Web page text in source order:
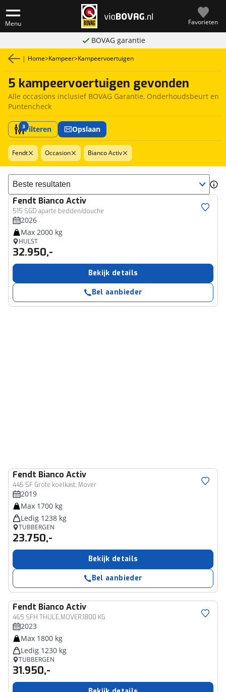
Menu Favorieten
BOVAG garantie
| Home>Kampeer>Kampeervoertuigen
5 kampeervoertuigen gevonden
Alle occasions inclusief BOVAG Garantie, Onderhoudsbeurt en
Puntencheck
3Filteren Opslaan
Fendt Occasion Bianco Activ
Sorteer resultaten
Fendt Bianco Activ
515 SGD aparte bedden/douche
2026
Max 2000 kg
HULST
32.950,-
Bekijk details
Bel aanbieder
Fendt Bianco Activ
445 SF Grote koelkast, Mover
2019
Max 1700 kg
Ledig 1238 kg
TUBBERGEN
23.750,-
Bekijk details
Bel aanbieder
Fendt Bianco Activ
465 SFH THULE,MOVER,1800 KG
2023
Max 1800 kg
Ledig 1230 kg
TUBBERGEN
31.950,-